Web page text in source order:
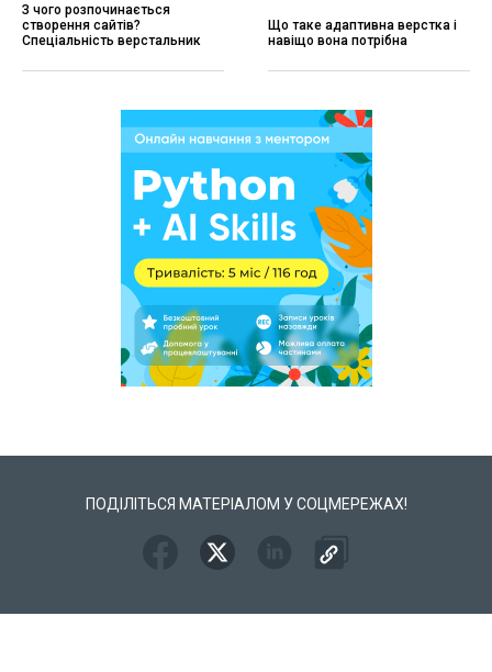
З чого розпочинається
створення сайтів?
Спеціальність верстальник
Що таке адаптивна верстка і
навіщо вона потрібна
ПОДІЛІТЬСЯ МАТЕРІАЛОМ У СОЦМЕРЕЖАХ!